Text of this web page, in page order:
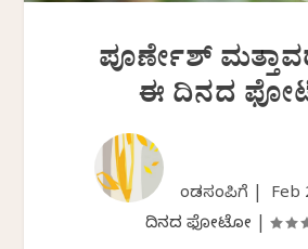
ಪೂರ್ಣೇಶ್
ಈ ದಿನದ
ಕೆಂಡಸಂಪಿಗೆ | Feb
ದಿನದ ಫೋಟೋ